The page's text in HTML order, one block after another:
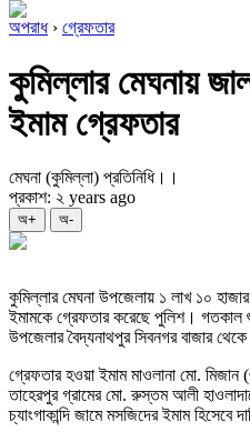
অপরাধ› গ্রেফতার
কুমিল্লার মেঘনায়
ইমাম গ্রেফতার
মেঘনা (কুমিল্লা) প্রতিনিধি।।
প্রকাশ: ২ years ago
অ+ অ-
কুমিল্লার মেঘনা উপজেলায় ১ লাখ ১০
ইমামকে গ্রেফতার করেছে পুলিশ। গতকাল
উপজেলার বৈদ্যনাথপুর সিবনগর বাজার
গ্রেফতার হওয়া ইমাম মাওলানা মো. মিজান
তাহেরপুর গ্রামের মো. রুস্তম আলী
চ্যাংগাকান্দি জামে মসজিদের ইমাম